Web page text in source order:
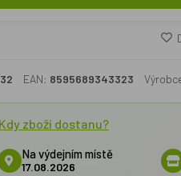
EAN: 8595689343323
Kdy zboží dostanu?
Na výdejním místě
17.08.2026